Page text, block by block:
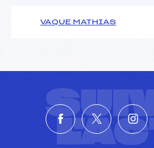
VAQUE MATHIAS